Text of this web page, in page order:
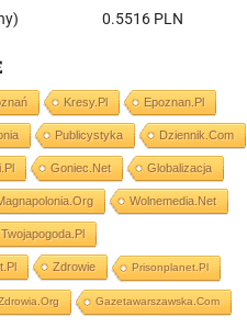
0.5516 PLN
Kresy.pl Epoznan.pl
Publicystyka Dziennik.com
Goniec.net Globalizacja
Wolnemedia.net
Twojapogoda.pl
Zdrowie Prisonplanet.pl
Gazetawarszawska.com